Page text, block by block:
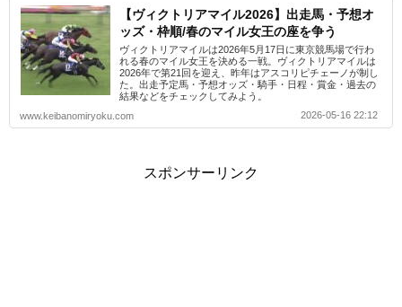
【ヴィクトリアマイル2026】出走馬・予想オ
ッズ・枠順/春のマイル女王の座を争う
ヴィクトリアマイルは2026年5月17日に東京競馬場で行わ
れる春のマイル女王を決める一戦。ヴィクトリアマイルは
2026年で第21回を迎え、昨年はアスコリピチェーノが制し
た。出走予定馬・予想オッズ・騎手・日程・賞金・過去の
結果などをチェックしてみよう。
www.keibanomiryoku.com
2026-05-16 22:12
スポンサーリンク